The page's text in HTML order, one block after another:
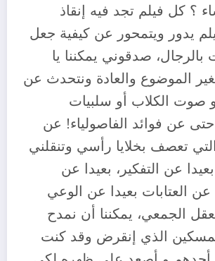
؟ كل فيلم تجد فيه إنقاذ
يدور ويتمحور عن كيفية جعل
بالرجال، صدقوني يمكننا يا
الموضوع والعادة ونتحدث عن
صوت الكلاب أو سلبيات
حتى عن فوائد الفاصولياء! عن
تعصف بخلايا رأسي وتنقلني
عن التفكير، بعيدا عن
عن العتابات بعيدا عن الوعي
الجمعي، يمكننا أن نمدح
الذي إنقرض وقد كنت